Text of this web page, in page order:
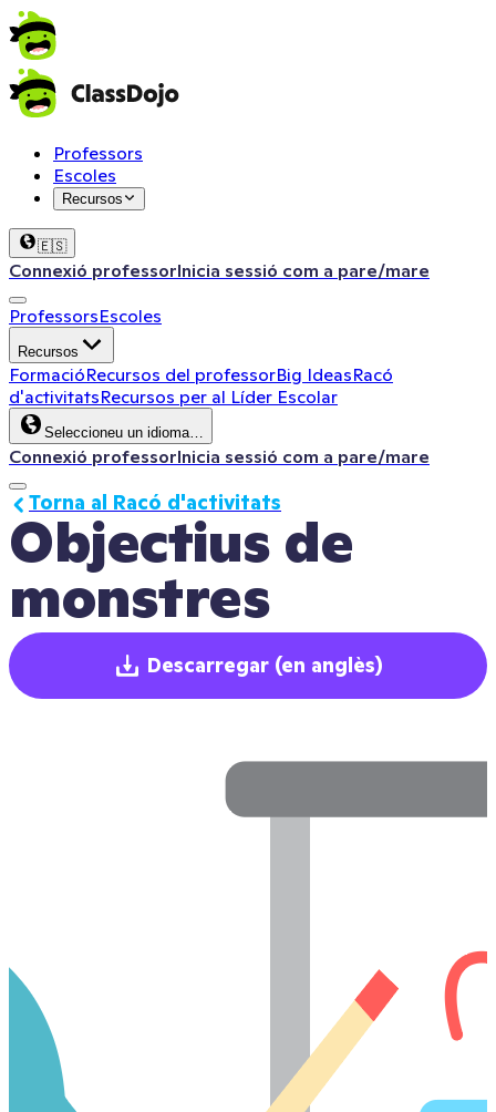
Professors
Escoles
Recursos
🇪🇸
Connexió professorInicia sessió com a pare/mare
ProfessorsEscoles
Recursos
FormacióRecursos del professorBig IdeasRacó
d'activitatsRecursos per al Líder Escolar
Seleccioneu un idioma…
Connexió professorInicia sessió com a pare/mare
Objectius de
monstres
Torna al Racó d'activitats
Descarregar (en anglès)